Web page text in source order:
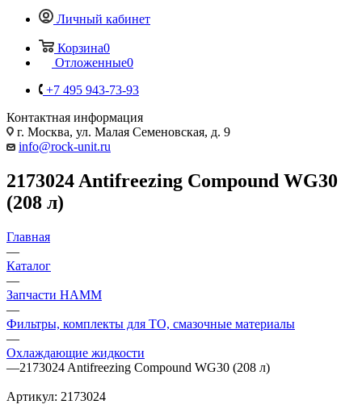
Личный кабинет
Корзина0
Отложенные0
+7 495 943-73-93
Контактная информация
г. Москва, ул. Малая Семеновская, д. 9
info@rock-unit.ru
2173024 Antifreezing Compound WG30
(208 л)
Главная
—
Каталог
—
Запчасти HAMM
—
Фильтры, комплекты для ТО, смазочные материалы
—
Охлаждающие жидкости
—2173024 Antifreezing Compound WG30 (208 л)
Артикул: 2173024